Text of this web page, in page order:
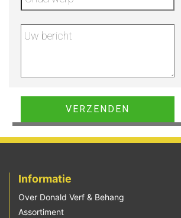
Gelieve dit veld leeg te laten.
Informatie
Over Donald Verf & Behang
Assortiment